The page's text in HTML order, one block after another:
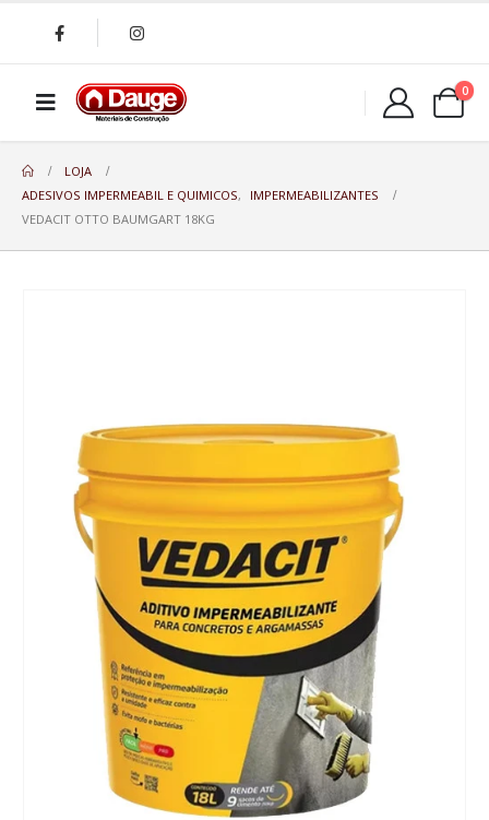
0
LOJA
ADESIVOS IMPERMEABIL E QUIMICOS,
IMPERMEABILIZANTES
VEDACIT OTTO BAUMGART 18KG